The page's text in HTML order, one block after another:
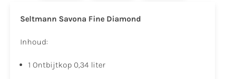
Seltmann Savona Fine Diamond
Inhoud:
​1 Ontbijtkop 0,34 liter